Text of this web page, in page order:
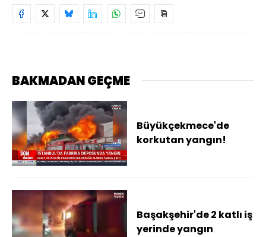
BAKMADAN GEÇME
Büyükçekmece'de
korkutan yangın!
Başakşehir'de 2 katlı iş
yerinde yangın